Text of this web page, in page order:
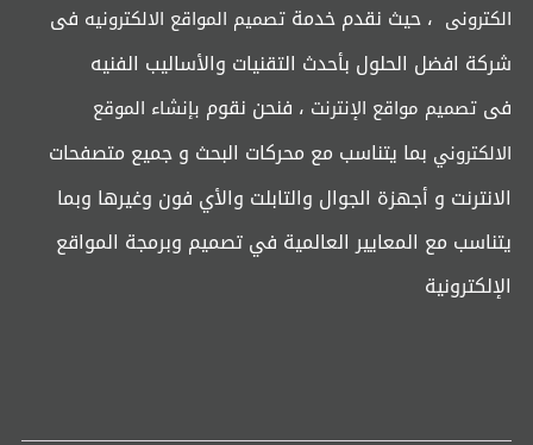
الكترونى ، حيث نقدم خدمة تصميم المواقع الالكترونيه فى
شركة افضل الحلول بأحدث التقنيات والأساليب الفنيه
فى تصميم مواقع الإنترنت ، فنحن نقوم بإنشاء الموقع
الالكتروني بما يتناسب مع محركات البحث و جميع متصفحات
الانترنت و أجهزة الجوال والتابلت والأي فون وغيرها وبما
يتناسب مع المعايير العالمية في تصميم وبرمجة المواقع
الإلكترونية